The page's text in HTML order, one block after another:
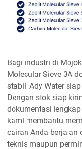
Bagi industri di
Molecular Sieve 3A
stabil, Ady Water
Dengan stok siap
dokumentasi
kami membantu
cairan Anda berjalan
teknis maupun